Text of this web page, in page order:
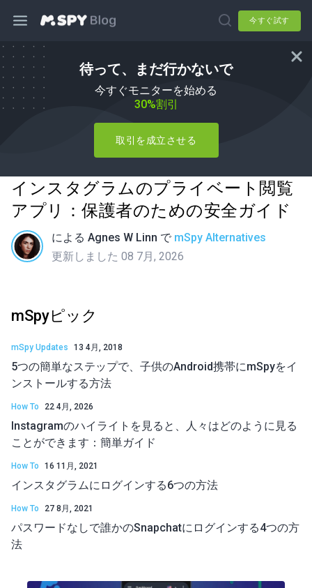
今すぐ試す
待って、まだ行かないで
今すぐモニターを始める
30%割引
取引を成立させる
インスタグラムのプライベート閲覧
アプリ：保護者のための安全ガイド
による Agnes W Linn で mSpy Alternatives
更新しました 08 7月, 2026
mSpyピック
mSpy Updates 13 4月, 2018
5つの簡単なステップで、子供のAndroid携帯にmSpyをイ
ンストールする方法
How To 22 4月, 2026
Instagramのハイライトを見ると、人々はどのように見る
ことができます：簡単ガイド
How To 16 11月, 2021
インスタグラムにログインする6つの方法
How To 27 8月, 2021
パスワードなしで誰かのSnapchatにログインする4つの方
法